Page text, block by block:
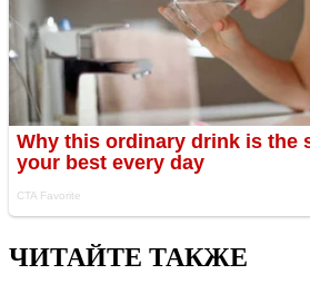
ЧИТАЙТЕ ТАКЖЕ